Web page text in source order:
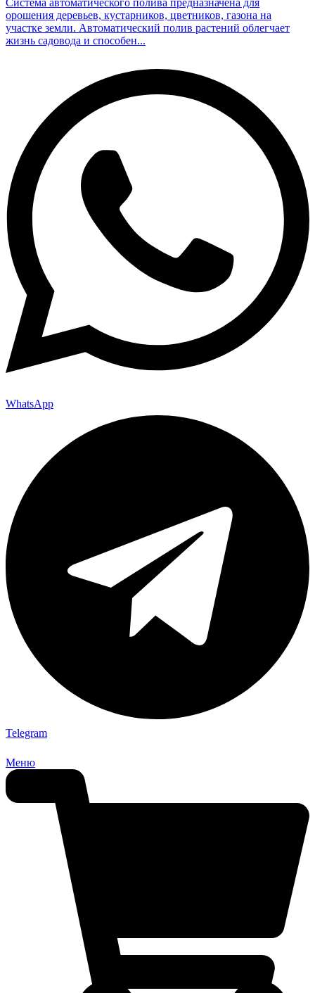
орошения деревьев, кустарников, цветников, газона на
участке земли. Автоматический полив растений облегчает
жизнь садовода и способен...
WhatsApp
Telegram
Меню